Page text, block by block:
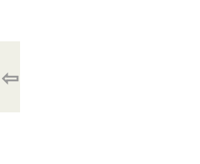
⇦